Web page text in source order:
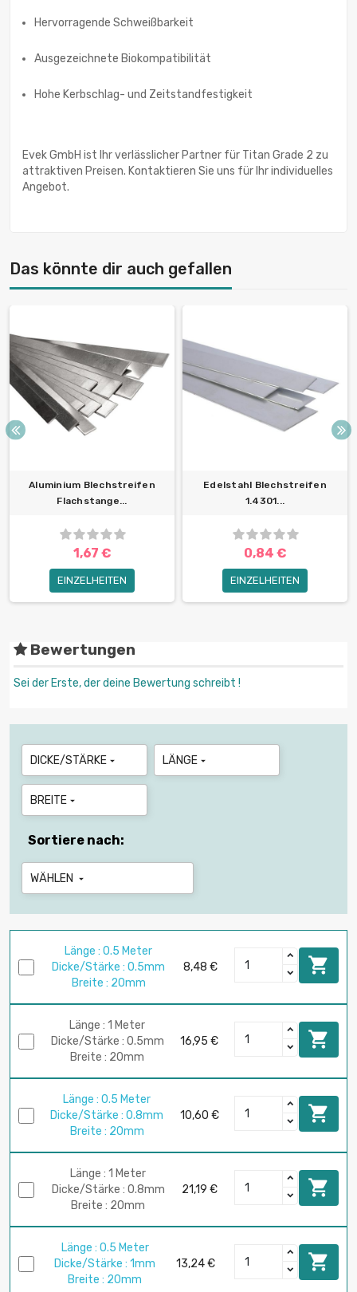
Hervorragende Schweißbarkeit
Ausgezeichnete Biokompatibilität
Hohe Kerbschlag- und Zeitstandfestigkeit
Evek GmbH ist Ihr verlässlicher Partner für Titan Grade 2 zu
attraktiven Preisen. Kontaktieren Sie uns für Ihr individuelles
Angebot.
Das könnte dir auch gefallen
Aluminium Blechstreifen
Flachstange...
1,67 €
EINZELHEITEN
Edelstahl Blechstreifen
1.4301...
0,84 €
EINZELHEITEN
Bewertungen
Sei der Erste, der deine Bewertung schreibt !
DICKE/STÄRKE  LÄNGE 
BREITE 
Sortiere nach:
WÄHLEN 
Länge : 0.5 Meter
Dicke/Stärke : 0.5mm
Breite : 20mm
8,48 € 
Länge : 1 Meter
Dicke/Stärke : 0.5mm
Breite : 20mm
16,95 € 
Länge : 0.5 Meter
Dicke/Stärke : 0.8mm
Breite : 20mm
10,60 € 
Länge : 1 Meter
Dicke/Stärke : 0.8mm
Breite : 20mm
21,19 € 
Länge : 0.5 Meter
Dicke/Stärke : 1mm
Breite : 20mm
13,24 € 